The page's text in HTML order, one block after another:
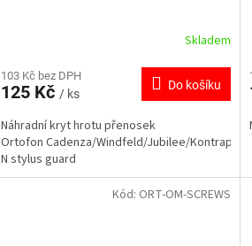
Skladem
103 Kč bez DPH
125 Kč / ks
Do košíku
Náhradní kryt hrotu přenosek
Ortofon Cadenza/Windfeld/Jubilee/Kontrapunkt/
N stylus guard
Kód: ORT-OM-SCREWS